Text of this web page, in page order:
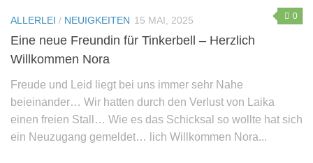
0
ALLERLEI / NEUIGKEITEN 15 MAI, 2025
Eine neue Freundin für Tinkerbell – Herzlich
Willkommen Nora
Freude und Leid liegt bei uns immer sehr Nahe
beieinander… Wir hatten durch den Verlust von Laika
einen freien Stall… Wie es das Schicksal so wollte hat sich
ein Neuzugang gemeldet… lich Willkommen Nora...